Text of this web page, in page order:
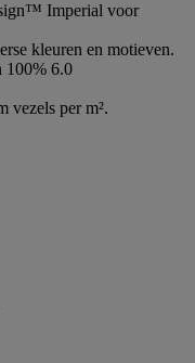
Imperial voor
kleuren en motieven.
100% 6.0
vezels per m².